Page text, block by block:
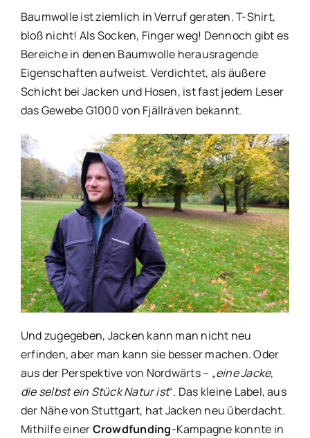
Baumwolle ist ziemlich in Verruf geraten. T-Shirt,
bloß nicht! Als Socken, Finger weg! Dennoch gibt es
Bereiche in denen Baumwolle herausragende
Eigenschaften aufweist. Verdichtet, als äußere
Schicht bei Jacken und Hosen, ist fast jedem Leser
das Gewebe G1000 von Fjällräven bekannt.
Und zugegeben, Jacken kann man nicht neu
erfinden, aber man kann sie besser machen. Oder
aus der Perspektive von Nordwärts – „eine Jacke,
die selbst ein Stück Natur ist“. Das kleine Label, aus
der Nähe von Stuttgart, hat Jacken neu überdacht.
Mithilfe einerCrowdfunding-Kampagne konnte in